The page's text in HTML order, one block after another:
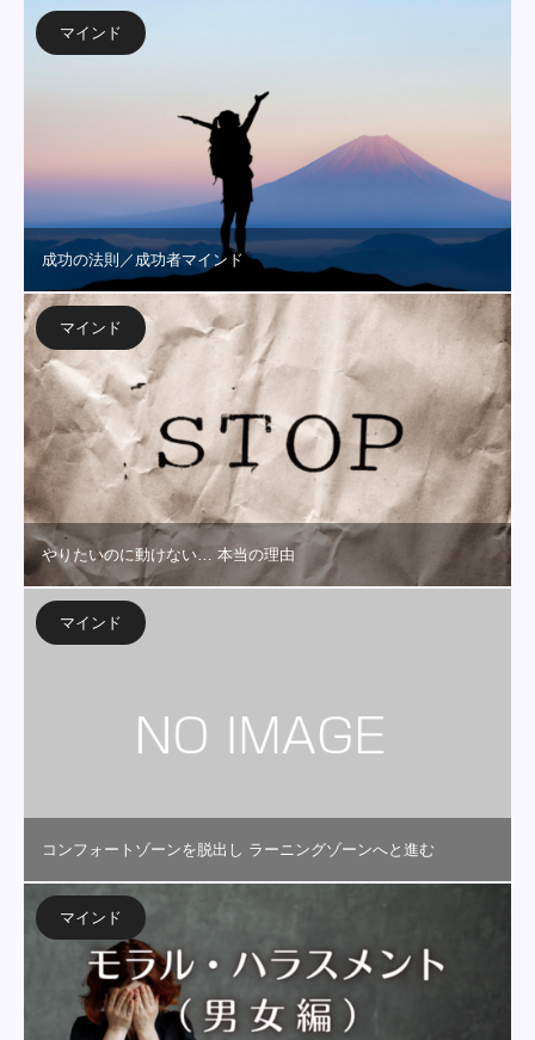
マインド
成功の法則／成功者マインド
マインド
やりたいのに動けない… 本当の理由
マインド
コンフォートゾーンを脱出し ラーニングゾーンへと進む
マインド